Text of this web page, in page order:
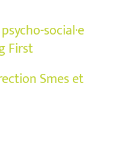
social·e
First
Smes et